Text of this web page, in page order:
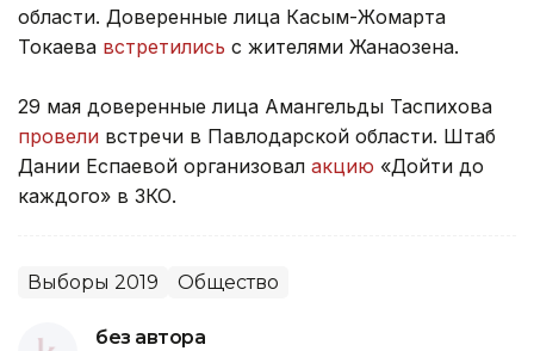
области. Доверенные лица Касым-Жомарта
Токаева встретились с жителями Жанаозена.
29 мая доверенные лица Амангельды Таспихова
провели встречи в Павлодарской области. Штаб
Дании Еспаевой организовал акцию «Дойти до
каждого» в ЗКО.
Выборы 2019 Общество
без автора